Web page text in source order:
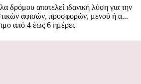
δρόμου αποτελεί ιδανική λύση για την
αφισών, προσφορών, μενού ή α...
από 4 έως 6 ημέρες